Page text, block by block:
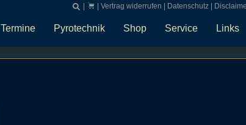
Vertrag widerrufen Datenschutz|
Termine Pyrotechnik Shop Service Links